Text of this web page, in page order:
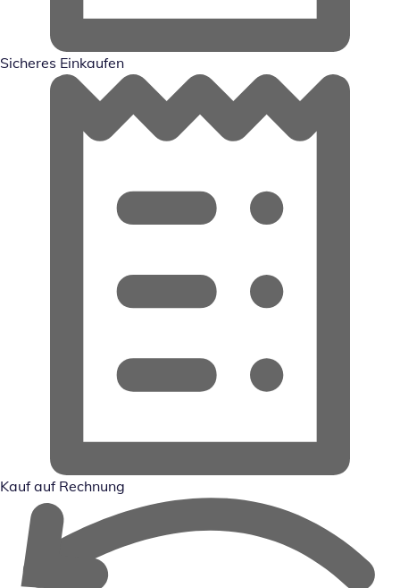
Sicheres Einkaufen
Kauf auf Rechnung